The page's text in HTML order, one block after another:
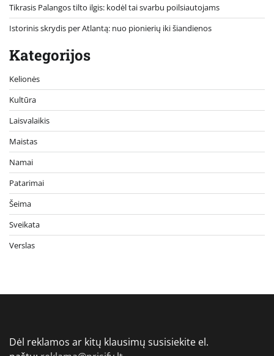
Tikrasis Palangos tilto ilgis: kodėl tai svarbu poilsiautojams
Istorinis skrydis per Atlantą: nuo pionierių iki šiandienos
Kategorijos
Kelionės
Kultūra
Laisvalaikis
Maistas
Namai
Patarimai
Šeima
Sveikata
Verslas
Dėl reklamos ar kitų klausimų susisiekite el.